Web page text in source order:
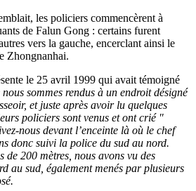
les policiers commencèrent à
de Falun Gong : certains furent
vers la gauche, encerclant ainsi le
Zhongnanhai.
le 25 avril 1999 qui avait témoigné
nous sommes rendus à un endroit désigné
et juste après avoir lu quelques
policiers sont venus et ont crié "
nous devant l’enceinte là où le chef
donc suivi la police du sud au nord.
200 mètres, nous avons vu des
au sud, également menés par plusieurs